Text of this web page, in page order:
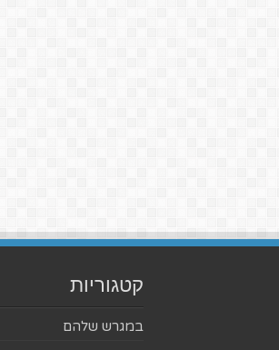
קטגוריות
במגרש שלהם